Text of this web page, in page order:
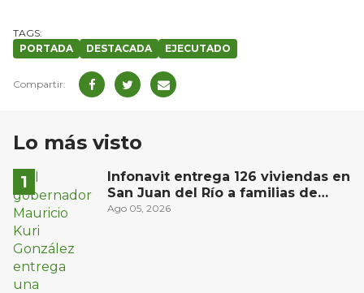
PORTADA DESTACADA EJECUTADO
Lo más visto
Infonavit entrega 126 viviendas en
San Juan del Río a familias de
bajos ingresos
Ago 05, 2026